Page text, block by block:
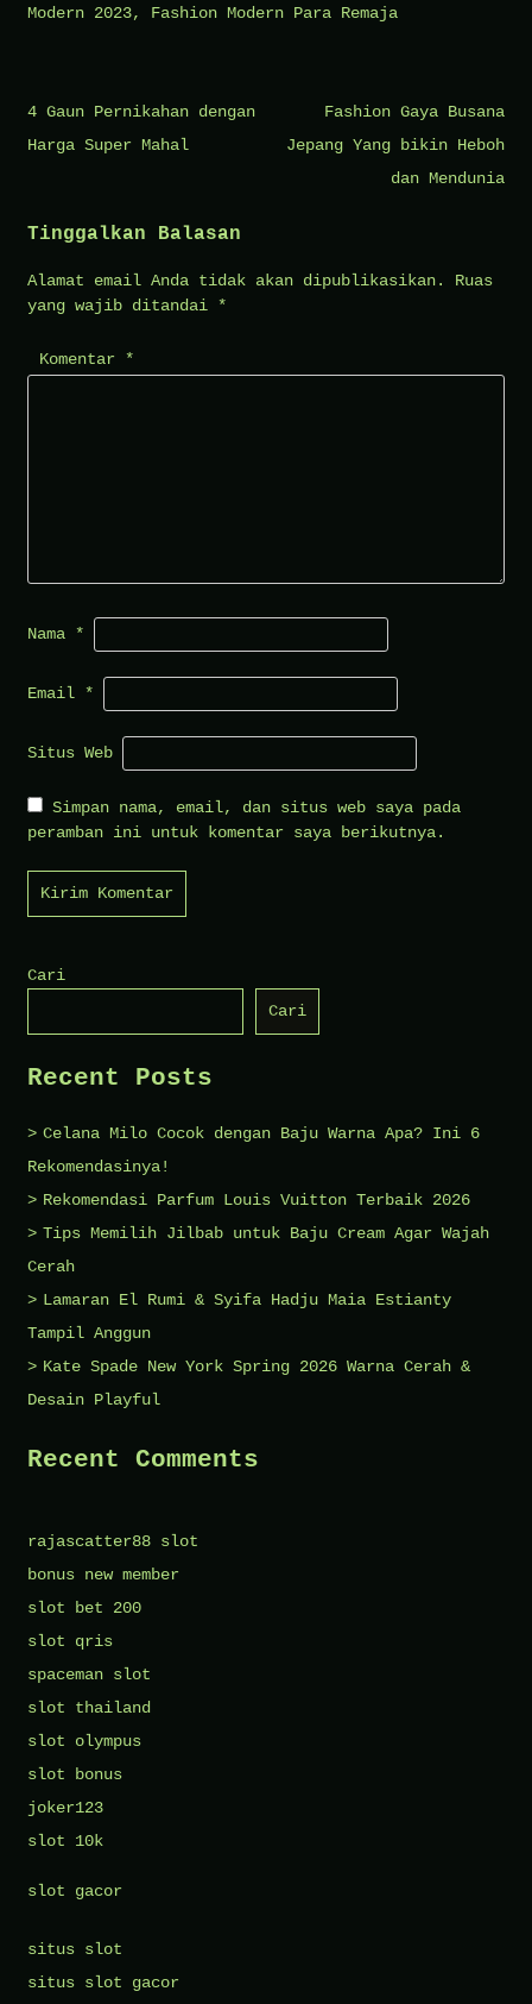
Modern 2023, Fashion Modern Para Remaja
Navigasi
pos
4 Gaun Pernikahan dengan
Harga Super Mahal
Fashion Gaya Busana
Jepang Yang bikin Heboh
dan Mendunia
Tinggalkan Balasan
Alamat email Anda tidak akan dipublikasikan.
Ruas
yang wajib ditandai *
Komentar *
Nama *
Email *
Situs Web
Simpan nama, email, dan situs web saya pada
peramban ini untuk komentar saya berikutnya.
Cari
Cari
Recent Posts
Celana Milo Cocok dengan Baju Warna Apa? Ini 6
Rekomendasinya!
Rekomendasi Parfum Louis Vuitton Terbaik 2026
Tips Memilih Jilbab untuk Baju Cream Agar Wajah
Cerah
Lamaran El Rumi & Syifa Hadju Maia Estianty
Tampil Anggun
Kate Spade New York Spring 2026 Warna Cerah &
Desain Playful
Recent Comments
rajascatter88 slot
bonus new member
slot bet 200
slot qris
spaceman slot
slot thailand
slot olympus
slot bonus
joker123
slot 10k
slot gacor
situs slot
situs slot gacor